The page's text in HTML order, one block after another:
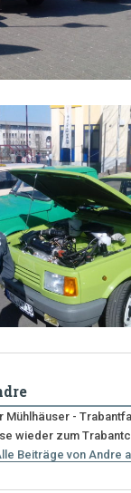
Mühlhäuser -
wieder zum
Beiträge von Andre